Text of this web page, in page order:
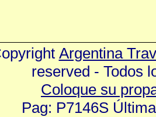
Argentina
reserved - Todos
Coloque su
Pag: P7146S